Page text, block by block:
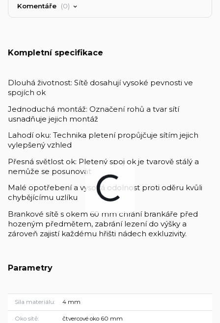
Komentáře 0
Kompletní specifikace
Dlouhá životnost: Sítě dosahují vysoké pevnosti ve
spojích ok
Jednoduchá montáž: Označení rohů a tvar sítí
usnadňuje jejich montáž
Lahodí oku: Technika pletení propůjčuje sítím jejich
vylepšený vzhled
Přesná světlost ok: Pletený spoj ok je tvarově stálý a
nemůže se posunovat
Malé opotřebení a vysoká odolnost proti oděru kvůli
chybějícímu uzlíku
Brankové sítě s okem 60 mm chrání brankáře před
hozeným předmětem, zabrání lezení do výšky a
zároveň zajistí každému hřišti nádech exkluzivity.
Parametry
Síla materiálu 4 mm
Oko sítě čtvercové oko 60 mm